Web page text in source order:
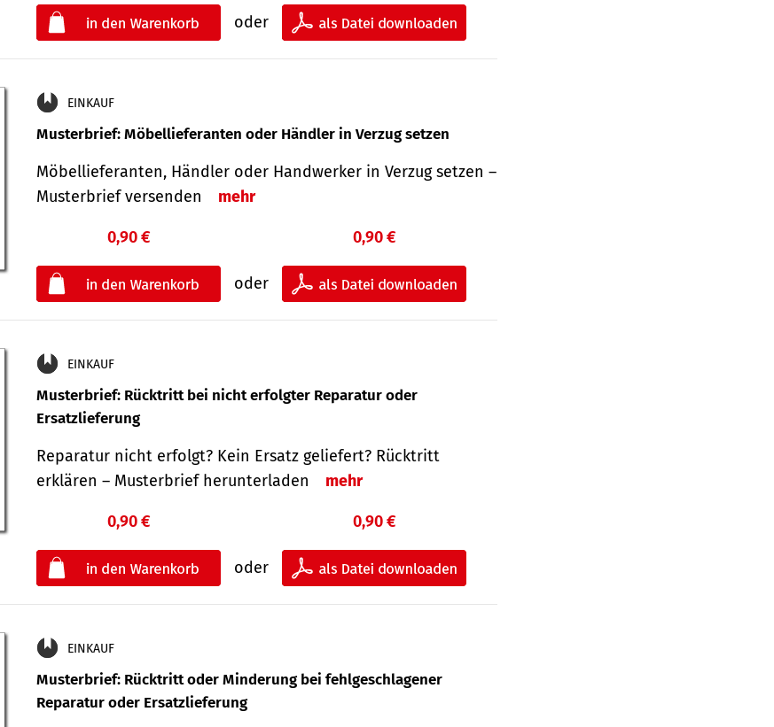
oder
EINKAUF
Musterbrief: Möbellieferanten oder Händler in Verzug setzen
Möbellieferanten, Händler oder Handwerker in Verzug setzen –
Musterbrief versenden
mehr
0,90 €
oder
0,90 €
EINKAUF
Musterbrief: Rücktritt bei nicht erfolgter Reparatur oder
Ersatzlieferung
Reparatur nicht erfolgt? Kein Ersatz geliefert? Rücktritt
erklären – Musterbrief herunterladen
mehr
0,90 €
oder
0,90 €
EINKAUF
Musterbrief: Rücktritt oder Minderung bei fehlgeschlagener
Reparatur oder Ersatzlieferung